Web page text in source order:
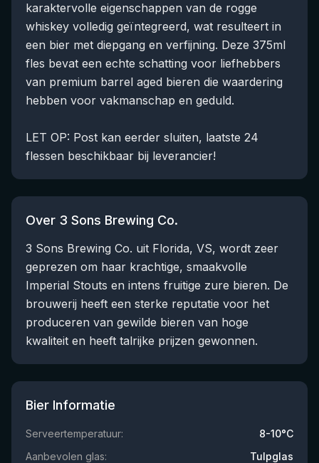
karaktervolle eigenschappen van de rogge
whiskey volledig geïntegreerd, wat resulteert in
een bier met diepgang en verfijning. Deze 375ml
fles bevat een echte schatting voor liefhebbers
van premium barrel aged bieren die waardering
hebben voor vakmanschap en geduld.
LET OP: Post kan eerder sluiten, laatste 24
flessen beschikbaar bij leverancier!
Over 3 Sons Brewing Co.
3 Sons Brewing Co. uit Florida, VS, wordt zeer
geprezen om haar krachtige, smaakvolle
Imperial Stouts en intens fruitige zure bieren. De
brouwerij heeft een sterke reputatie voor het
produceren van gewilde bieren van hoge
kwaliteit en heeft talrijke prijzen gewonnen.
Bier Informatie
Serveertemperatuur:
8-10°C
Aanbevolen glas:
Tulpglas